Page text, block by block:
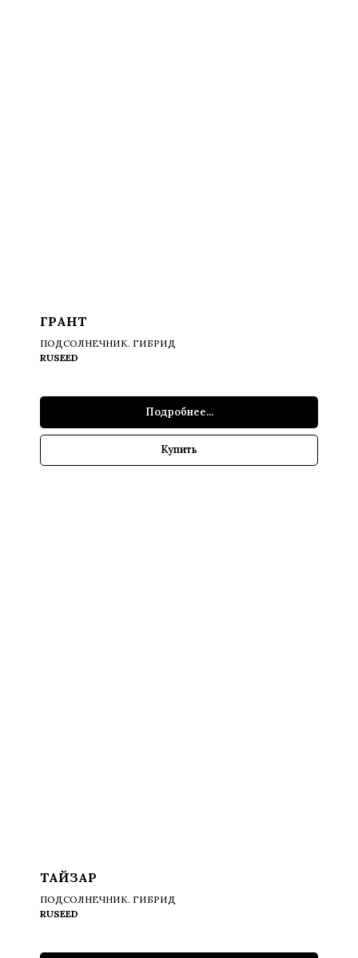
ГРАНТ
ПОДСОЛНЕЧНИК. ГИБРИД
RUSEED
Подробнее...
Купить
ТАЙЗАР
ПОДСОЛНЕЧНИК. ГИБРИД
RUSEED